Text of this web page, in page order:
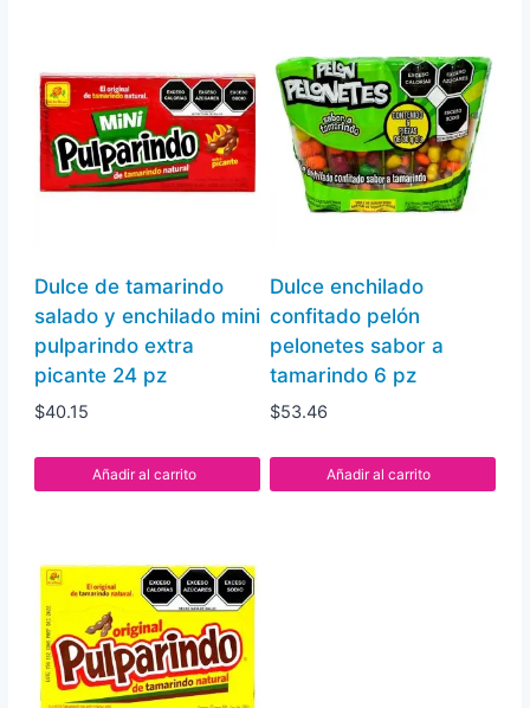
Dulce de tamarindo
salado y enchilado mini
pulparindo extra
picante 24 pz
$40.15
Añadir al carrito
Dulce enchilado
confitado pelón
pelonetes sabor a
tamarindo 6 pz
$53.46
Añadir al carrito